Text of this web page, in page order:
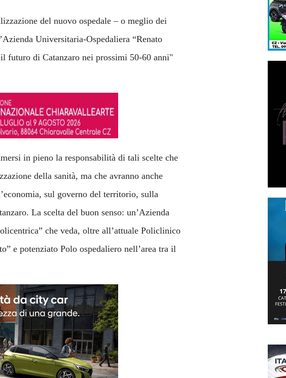
del nuovo ospedale – o meglio dei
Universitaria-Ospedaliera “Renato
futuro di Catanzaro nei prossimi 50-60 anni"
in pieno la responsabilità di tali scelte che
della sanità, ma che avranno anche
sul governo del territorio, sulla
La scelta del buon senso: un’Azienda
che veda, oltre all’attuale Policlinico
e potenziato Polo ospedaliero nell’area tra il